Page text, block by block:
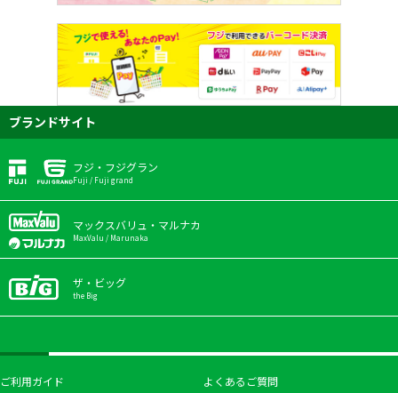
ブランドサイト
フジ・フジグラン
Fuji / Fuji grand
マックスバリュ・マルナカ
MaxValu / Marunaka
ザ・ビッグ
the Big
ご利用ガイド
よくあるご質問